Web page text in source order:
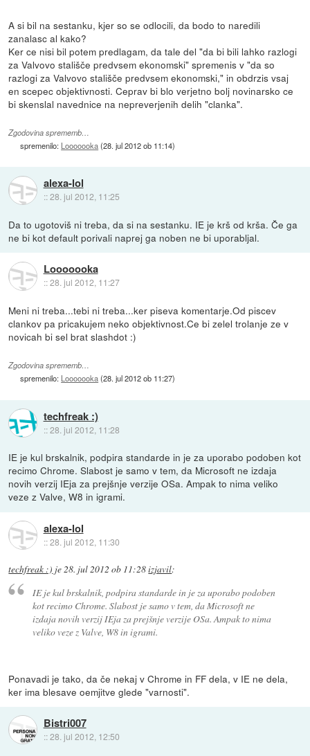
A si bil na sestanku, kjer so se odlocili, da bodo to naredili
zanalasc al kako?
Ker ce nisi bil potem predlagam, da tale del "da bi bili lahko razlogi
za Valvovo stališče predvsem ekonomski" spremenis v "da so
razlogi za Valvovo stališče predvsem ekonomski," in obdrzis vsaj
en scepec objektivnosti. Ceprav bi blo verjetno bolj novinarsko ce
bi skenslal navednice na nepreverjenih delih "clanka".
Zgodovina sprememb…
spremenilo: Looooooka(28. jul 2012 ob 11:14)
alexa-lol
::28. jul 2012, 11:25
Da to ugotoviš ni treba, da si na sestanku. IE je krš od krša. Če ga
ne bi kot default porivali naprej ga noben ne bi uporabljal.
Looooooka
::28. jul 2012, 11:27
Meni ni treba...tebi ni treba...ker piseva komentarje.Od piscev
clankov pa pricakujem neko objektivnost.Ce bi zelel trolanje ze v
novicah bi sel brat slashdot :)
Zgodovina sprememb…
spremenilo: Looooooka(28. jul 2012 ob 11:27)
techfreak :)
::28. jul 2012, 11:28
IE je kul brskalnik, podpira standarde in je za uporabo podoben kot
recimo Chrome. Slabost je samo v tem, da Microsoft ne izdaja
novih verzij IEja za prejšnje verzije OSa. Ampak to nima veliko
veze z Valve, W8 in igrami.
alexa-lol
::28. jul 2012, 11:30
techfreak :) je28. jul 2012 ob 11:28izjavil:
IE je kul brskalnik, podpira standarde in je za uporabo podoben
kot recimo Chrome. Slabost je samo v tem, da Microsoft ne
izdaja novih verzij IEja za prejšnje verzije OSa. Ampak to nima
veliko veze z Valve, W8 in igrami.
Ponavadi je tako, da če nekaj v Chrome in FF dela, v IE ne dela,
ker ima blesave oemjitve glede "varnosti".
Bistri007
::28. jul 2012, 12:50